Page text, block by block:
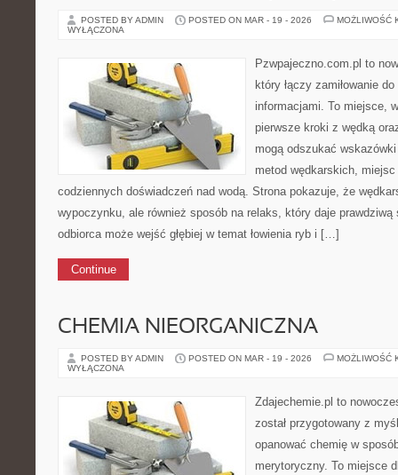
POSTED BY ADMIN POSTED ON MAR - 19 - 2026
MOŻLIWOŚĆ
WYŁĄCZONA
Pzwpajeczno.com.pl to
który łączy zamiłowanie
informacjami. To miejsce,
pierwsze kroki z wędką
mogą odszukać
metod wędkarskich,
codziennych doświadczeń nad wodą. Strona pokazuje, że
wypoczynku, ale również sposób na relaks, który daje
odbiorca może wejść głębiej w temat łowienia ryb i […]
Continue
CHEMIA NIEORGANICZNA
POSTED BY ADMIN POSTED ON MAR - 19 - 2026
MOŻLIWOŚĆ
WYŁĄCZONA
Zdajechemie.pl to
został przygotowany z
opanować chemię w
merytoryczny. To miejsce